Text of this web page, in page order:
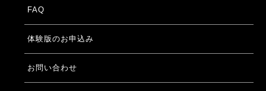
FAQ
体験版のお申込み
お問い合わせ